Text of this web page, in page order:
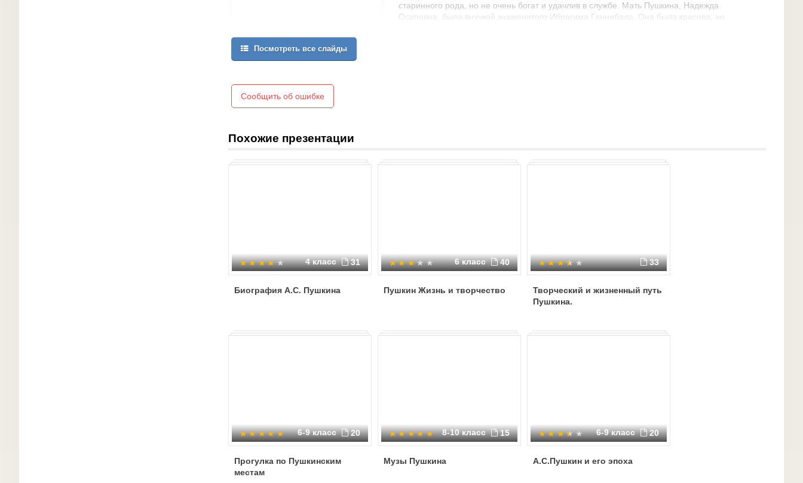
старинного рода, но не очень богат и удачлив в службе. Мать Пушкина, Надежда
Осиповна, была внучкой знаменитого Ибрагима Ганнибала. Она была красива, но
Посмотреть все слайды
Сообщить об ошибке
Похожие презентации
4 класс 31
Биография А.С. Пушкина
6 класс 40
Пушкин Жизнь и творчество
33
Творческий и жизненный путь
Пушкина.
6-9 класс 20
Прогулка по Пушкинским
местам
8-10 класс 15
Музы Пушкина
6-9 класс 20
А.С.Пушкин и его эпоха